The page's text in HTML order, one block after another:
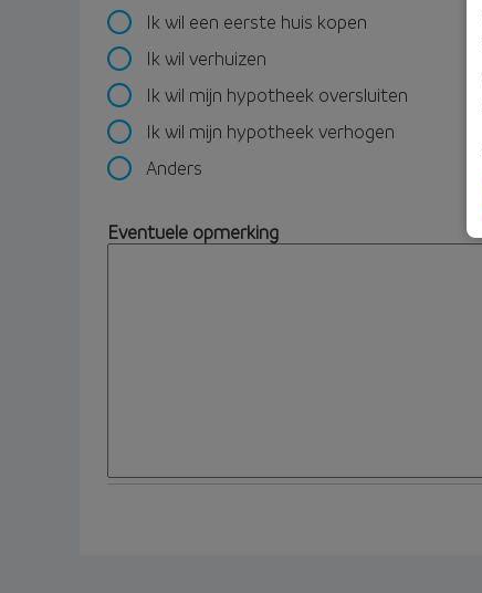
Ik wil een eerste huis kopen
Ik wil verhuizen
Ik wil mijn hypotheek oversluiten
Ik wil mijn hypotheek verhogen
Anders
Eventuele opmerking